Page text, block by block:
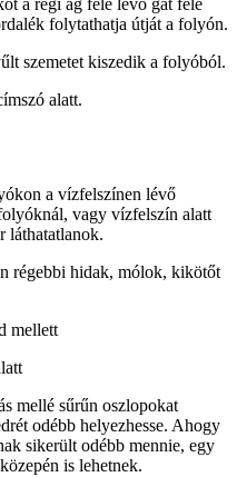
a régi ág felé lévő gát felé
folytathatja útját a folyón.
szemetet kiszedik a folyóból.
alatt.
a vízfelszínen lévő
vagy vízfelszín alatt
láthatatlanok.
régebbi hidak, mólok, kikötőt
mellé sűrűn oszlopokat
odébb helyezhesse. Ahogy
sikerült odébb mennie, egy
is lehetnek.